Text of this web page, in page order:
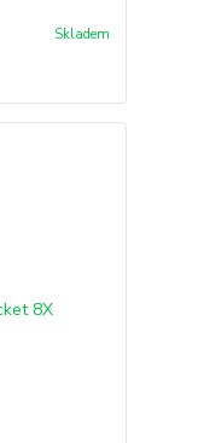
Skladem